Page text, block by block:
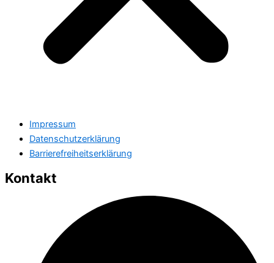
Impressum
Datenschutzerklärung
Barrierefreiheitserklärung
Kontakt